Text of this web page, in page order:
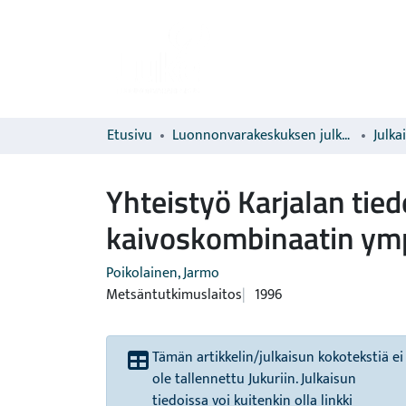
Etusivu Luonnonvarakeskuksen julkaisut
Yhteistyö Karjalan
kaivoskombinaatin
Poikolainen, Jarmo
Metsäntutkimuslaitos 1996
Tämän artikkelin/julkaisun kokotekstiä ei
ole tallennettu Jukuriin. Julkaisun
tiedoissa voi kuitenkin olla linkki